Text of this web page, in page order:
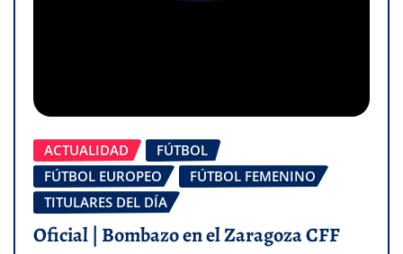
ACTUALIDAD
FÚTBOL
FÚTBOL EUROPEO
FÚTBOL FEMENINO
TITULARES DEL DÍA
Oficial | Bombazo en el Zaragoza CFF